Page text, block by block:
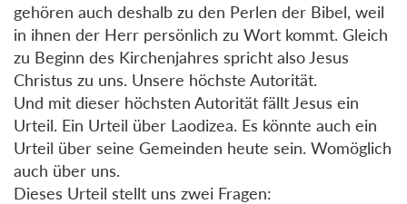
gehören auch deshalb zu den Perlen der Bibel, weil
in ihnen der Herr persönlich zu Wort kommt. Gleich
zu Beginn des Kirchenjahres spricht also Jesus
Christus zu uns. Unsere höchste Autorität.
Und mit dieser höchsten Autorität fällt Jesus ein
Urteil. Ein Urteil über Laodizea. Es könnte auch ein
Urteil über seine Gemeinden heute sein. Womöglich
auch über uns.
Dieses Urteil stellt uns zwei Fragen: